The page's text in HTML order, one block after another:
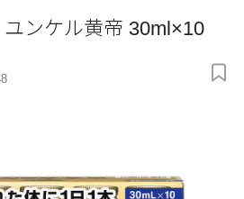
ユンケル黄帝 30ml×10